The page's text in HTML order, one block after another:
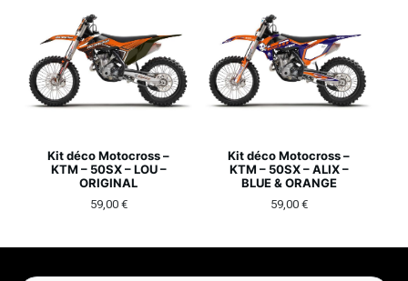
Kit déco Motocross –
KTM – 50SX – LOU –
ORIGINAL
59,00 €
Kit déco Motocross –
KTM – 50SX – ALIX –
BLUE & ORANGE
59,00 €